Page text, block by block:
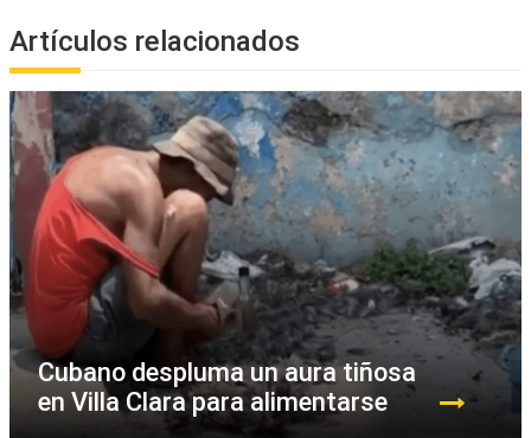
Artículos relacionados
Cubano despluma un aura tiñosa
en Villa Clara para alimentarse